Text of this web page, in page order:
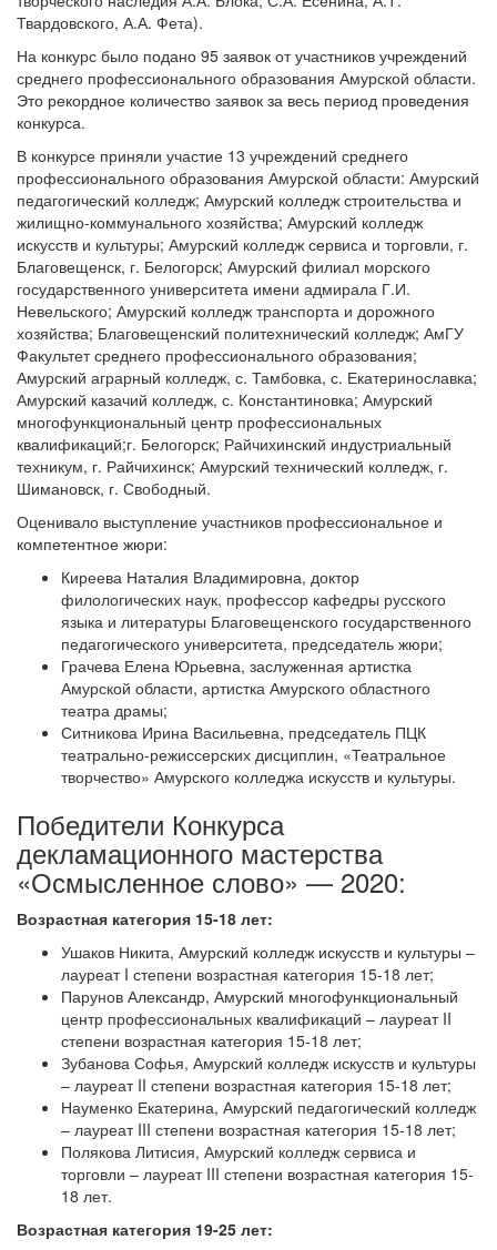
Твардовского, А.А. Фета).
На конкурс было подано 95 заявок от участников учреждений
среднего профессионального образования Амурской области.
Это рекордное количество заявок за весь период проведения
конкурса.
В конкурсе приняли участие 13 учреждений среднего
профессионального образования Амурской области: Амурский
педагогический колледж; Амурский колледж строительства и
жилищно-коммунального хозяйства; Амурский колледж
искусств и культуры; Амурский колледж сервиса и торговли, г.
Благовещенск, г. Белогорск; Амурский филиал морского
государственного университета имени адмирала Г.И.
Невельского; Амурский колледж транспорта и дорожного
хозяйства; Благовещенский политехнический колледж; АмГУ
Факультет среднего профессионального образования;
Амурский аграрный колледж, с. Тамбовка, с. Екатеринославка;
Амурский казачий колледж, с. Константиновка; Амурский
многофункциональный центр профессиональных
квалификаций;г. Белогорск; Райчихинский индустриальный
техникум, г. Райчихинск; Амурский технический колледж, г.
Шимановск, г. Свободный.
Оценивало выступление участников профессиональное и
компетентное жюри:
Киреева Наталия Владимировна, доктор
филологических наук, профессор кафедры русского
языка и литературы Благовещенского государственного
педагогического университета, председатель жюри;
Грачева Елена Юрьевна, заслуженная артистка
Амурской области, артистка Амурского областного
театра драмы;
Ситникова Ирина Васильевна, председатель ПЦК
театрально-режиссерских дисциплин, «Театральное
творчество» Амурского колледжа искусств и культуры.
Победители Конкурса
декламационного мастерства
«Осмысленное слово» — 2020:
Возрастная категория 15-18 лет:
Ушаков Никита, Амурский колледж искусств и культуры –
лауреат I степени возрастная категория 15-18 лет;
Парунов Александр, Амурский многофункциональный
центр профессиональных квалификаций – лауреат II
степени возрастная категория 15-18 лет;
Зубанова Софья, Амурский колледж искусств и культуры
– лауреат II степени возрастная категория 15-18 лет;
Науменко Екатерина, Амурский педагогический колледж
– лауреат III степени возрастная категория 15-18 лет;
Полякова Литисия, Амурский колледж сервиса и
торговли – лауреат III степени возрастная категория 15-
18 лет.
Возрастная категория 19-25 лет: